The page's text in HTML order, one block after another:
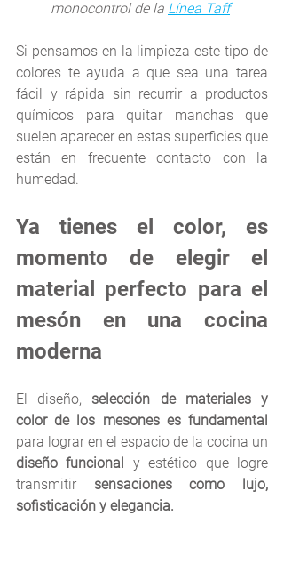
monocontrol de la Línea Taff
Si pensamos en la limpieza este tipo de
colores te ayuda a que sea una tarea
fácil y rápida sin recurrir a productos
químicos para quitar manchas que
suelen aparecer en estas superficies que
están en frecuente contacto con la
humedad.
Ya tienes el color, es
momento de elegir el
material perfecto para el
mesón en una cocina
moderna
El diseño, selección de materiales y
color de los mesones es fundamental
diseño funcional y estético que logre
transmitir sensaciones como lujo,
sofisticación y elegancia.